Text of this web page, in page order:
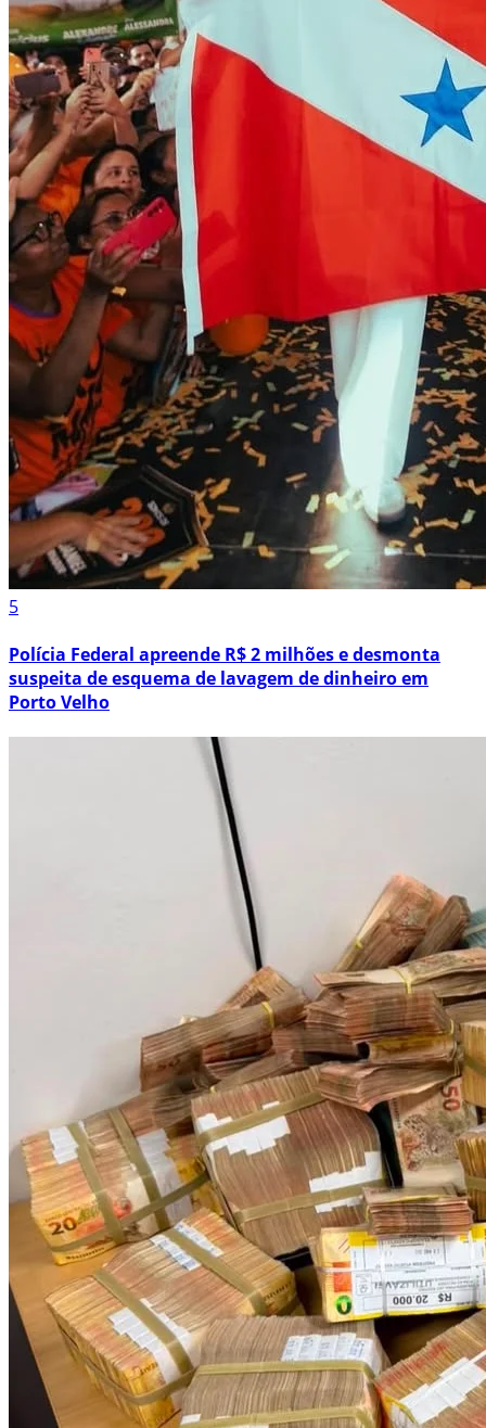
5
Polícia Federal apreende R$ 2 milhões e desmonta
suspeita de esquema de lavagem de dinheiro em
Porto Velho